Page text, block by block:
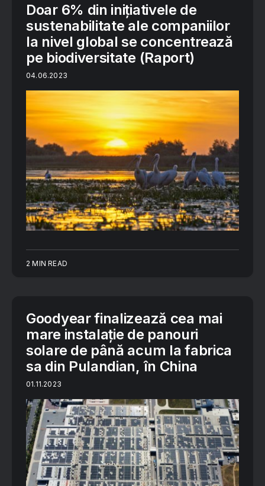
Doar 6% din inițiativele de
sustenabilitate ale companiilor
la nivel global se concentrează
pe biodiversitate (Raport)
04.06.2023
2 MIN READ
Goodyear finalizează cea mai
mare instalație de panouri
solare de până acum la fabrica
sa din Pulandian, în China
01.11.2023